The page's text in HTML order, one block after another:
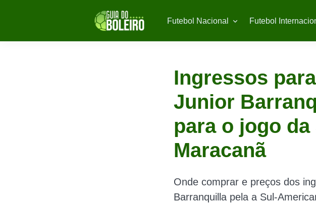
Futebol Nacional Futebol
Ingressos
Junior
para o jogo
Maracanã
Onde comprar e preços dos
Barranquilla pela a Sul-